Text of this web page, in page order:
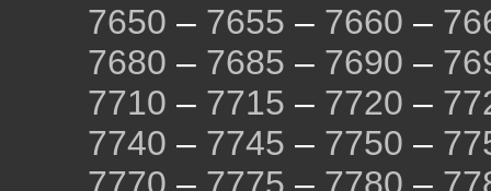
7650 – 7655 – 7660 –
7680 – 7685 – 7690 –
7710 – 7715 – 7720 –
7740 – 7745 – 7750 –